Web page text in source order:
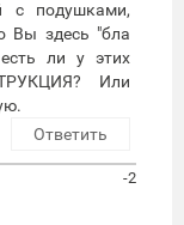
с подушками,
Вы здесь "бла
ли у этих
Или
Ответить
-2